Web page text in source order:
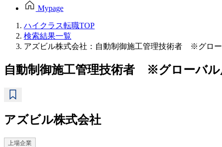
Mypage
ハイクラス転職TOP
検索結果一覧
アズビル株式会社：自動制御施工管理技術者 ※グロ
自動制御施工管理技術者 ※グローバ
アズビル株式会社
上場企業